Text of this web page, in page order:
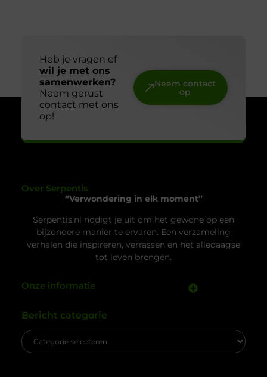
Heb je vragen of
wil je met ons
samenwerken?
Neem gerust
contact met ons
op!
Neem contact
op
Over Serpentis
“Verwondering in elk moment”
Serpentis.nl nodigt je uit om het gewone op een
bijzondere manier te ervaren. Een verzameling
verhalen die inspireren, verrassen en het alledaagse
tot leven brengen.
Onze informatie
Bericht categorie